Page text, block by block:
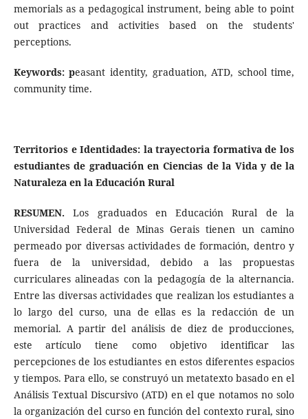
memorials as a pedagogical instrument, being able to point
out practices and activities based on the students'
perceptions.
Keywords: peasant identity, graduation, ATD, school time,
community time.
Territorios e Identidades: la trayectoria formativa de los
estudiantes de graduación en Ciencias de la Vida y de la
Naturaleza en la Educación Rural
RESUMEN. Los graduados en Educación Rural de la
Universidad Federal de Minas Gerais tienen un camino
permeado por diversas actividades de formación, dentro y
fuera de la universidad, debido a las propuestas
curriculares alineadas con la pedagogía de la alternancia.
Entre las diversas actividades que realizan los estudiantes a
lo largo del curso, una de ellas es la redacción de un
memorial. A partir del análisis de diez de producciones,
este artículo tiene como objetivo identificar las
percepciones de los estudiantes en estos diferentes espacios
y tiempos. Para ello, se construyó un metatexto basado en el
Análisis Textual Discursivo (ATD) en el que notamos no solo
la organización del curso en función del contexto rural, sino